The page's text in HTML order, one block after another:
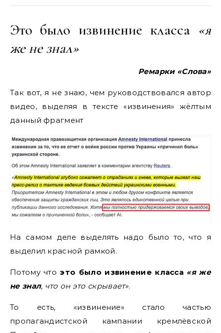
Это было извинение класса «я
же не знал»
Ремарки «Слова»
Так вот, я не знаю, чем руководствовался автор
видео, выделяя в тексте «извинения» жёлтым
данный фрагмент
На самом деле выделять надо было то, что я
выделил красной рамкой.
Потому чтоэто было извинение класса «я же
не знал, что он это скрывает».
То есть, «извинение» стало частью
пропагандистской кампании кремлёвской